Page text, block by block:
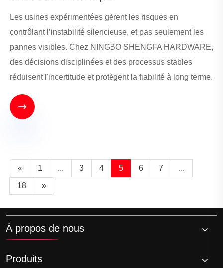
Les usines expérimentées gèrent les risques en
contrôlant l’instabilité silencieuse, et pas seulement les
pannes visibles. Chez NINGBO SHENGFA HARDWARE,
des décisions disciplinées et des processus stables
réduisent l'incertitude et protègent la fiabilité à long terme.

« 1 ... 3 4 5 6 7 ...
18 »
À propos de nous
Produits